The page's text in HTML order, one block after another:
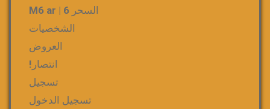
السحر 6 | M6 ar
الشخصيات
العروض
انتصار!
تسجيل
تسجيل الدخول